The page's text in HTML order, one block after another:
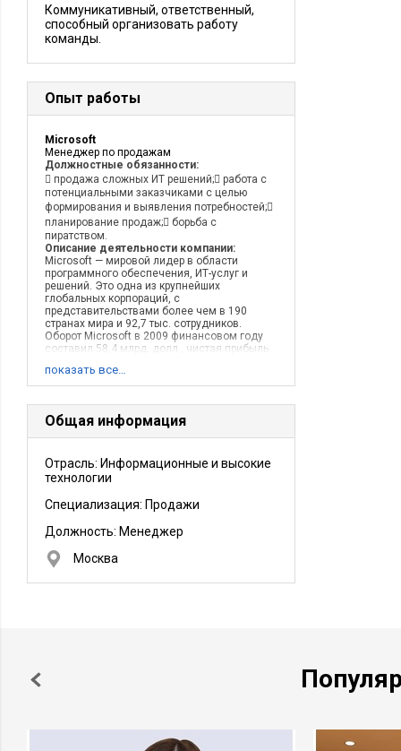
Коммуникативный, ответственный,
способный организовать работу
команды.
Опыт работы
Microsoft
Менеджер по продажам
Должностные обязанности:
 продажа сложных ИТ решений; работа с
потенциальными заказчиками с целью
формирования и выявления потребностей;
планирование продаж; борьба с
пиратством.
Описание деятельности компании:
Microsoft — мировой лидер в области
программного обеспечения, ИТ-услуг и
решений. Это одна из крупнейших
глобальных корпораций, с
представительствами более чем в 190
странах мира и 92,7 тыс. сотрудников.
Оборот Microsoft в 2009 финансовом году
составил 58,4 млрд. долл., чистая прибыль
самых сильных и дорогих в мире — согласно
исследованию Best Global Brands 2009, его
показать все…
Общая информация
Отрасль: Информационные и высокие
технологии
Специализация: Продажи
Должность: Менеджер
Москва